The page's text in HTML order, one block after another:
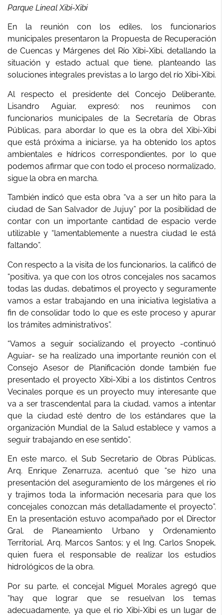
Parque Lineal Xibi-Xibi
En la reunión con los ediles, los funcionarios
municipales presentaron la Propuesta de Recuperación
de Cuencas y Márgenes del Río Xibi-Xibi, detallando la
situación y estado actual que tiene, planteando las
soluciones integrales previstas a lo largo del río Xibi-Xibi.
Al respecto el presidente del Concejo Deliberante,
Lisandro Aguiar, expresó: nos reunimos con
funcionarios municipales de la Secretaría de Obras
Públicas, para abordar lo que es la obra del Xibi-Xibi
que está próxima a iniciarse, ya ha obtenido los aptos
ambientales e hídricos correspondientes, por lo que
podemos afirmar que con todo el proceso normalizado,
sigue la obra en marcha.
También indicó que esta obra “va a ser un hito para la
ciudad de San Salvador de Jujuy” por la posibilidad de
contar con un importante cantidad de espacio verde
utilizable y “lamentablemente a nuestra ciudad le está
faltando”.
Con respecto a la visita de los funcionarios, la calificó de
“positiva, ya que con los otros concejales nos sacamos
todas las dudas, debatimos el proyecto y seguramente
vamos a estar trabajando en una iniciativa legislativa a
fin de consolidar todo lo que es este proceso y apurar
los trámites administrativos”.
“Vamos a seguir socializando el proyecto -continuó
Aguiar- se ha realizado una importante reunión con el
Consejo Asesor de Planificación donde también fue
presentado el proyecto Xibi-Xibi a los distintos Centros
Vecinales porque es un proyecto muy interesante que
va a ser trascendental para la ciudad, vamos a intentar
que la ciudad esté dentro de los estándares que la
organización Mundial de la Salud establece y vamos a
seguir trabajando en ese sentido”.
En este marco, el Sub Secretario de Obras Públicas,
Arq. Enrique Zenarruza, acentuó que “se hizo una
presentación del aseguramiento de los márgenes el rio
y trajimos toda la información necesaria para que los
concejales conozcan más detalladamente el proyecto”.
En la presentación estuvo acompañado por el Director
Gral. de Planeamiento Urbano y Ordenamiento
Territorial, Arq. Marcos Santos; y el Ing. Carlos Snopek,
quien fuera el responsable de realizar los estudios
hidrológicos de la obra.
Por su parte, el concejal Miguel Morales agregó que
“hay que lograr que se resuelvan los temas
adecuadamente, ya que el rio Xibi-Xibi es un lugar de